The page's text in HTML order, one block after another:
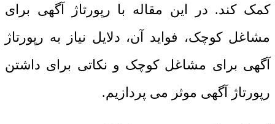
کمک کند. در این مقاله با رپورتاژ آگهی برای
مشاغل کوچک، فواید آن، دلایل نیاز به رپورتاژ
آگهی برای مشاغل کوچک و نکاتی برای داشتن
رپورتاژ آگهی موثر می پردازیم.